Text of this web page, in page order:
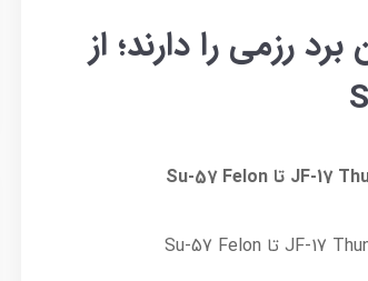
رزمی را دارند؛ از